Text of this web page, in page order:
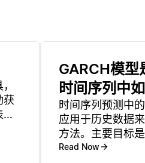
获
GARCH模型
时间序列中
时间序列预测中
应用于历史数据
方法。主要目标
事件方面的表现
Read Now